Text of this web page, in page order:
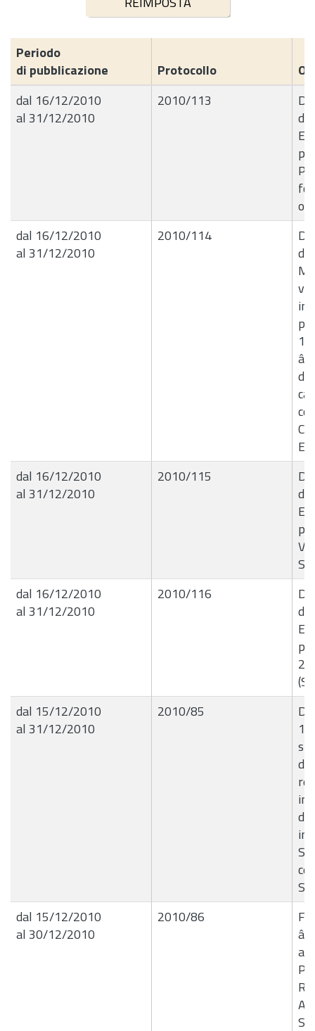
Periodo
di pubblicazione
Protocollo
dal 16/12/2010
al 31/12/2010
2010/113
dal 16/12/2010
al 31/12/2010
2010/114
1
di
dal 16/12/2010
al 31/12/2010
2010/115
dal 16/12/2010
al 31/12/2010
2010/116
dal 15/12/2010
al 31/12/2010
2010/85
di
dal 15/12/2010
al 30/12/2010
2010/86